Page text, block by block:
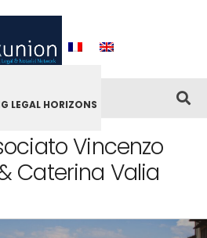
LEGAL HORIZONS
Vincenzo
Caterina Valia